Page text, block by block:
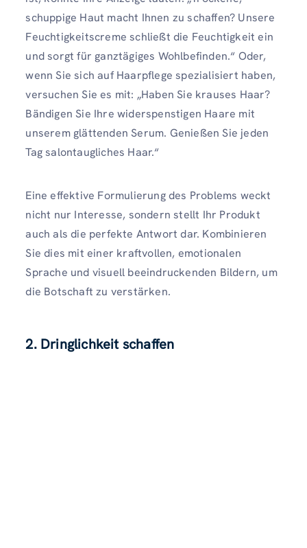
schuppige Haut macht Ihnen zu schaffen? Unsere
Feuchtigkeitscreme schließt die Feuchtigkeit ein
und sorgt für ganztägiges Wohlbefinden.“ Oder,
wenn Sie sich auf Haarpflege spezialisiert haben,
versuchen Sie es mit: „Haben Sie krauses Haar?
Bändigen Sie Ihre widerspenstigen Haare mit
unserem glättenden Serum. Genießen Sie jeden
Tag salontaugliches Haar.“
Eine effektive Formulierung des Problems weckt
nicht nur Interesse, sondern stellt Ihr Produkt
auch als die perfekte Antwort dar. Kombinieren
Sie dies mit einer kraftvollen, emotionalen
Sprache und visuell beeindruckenden Bildern, um
die Botschaft zu verstärken.
2. Dringlichkeit schaffen